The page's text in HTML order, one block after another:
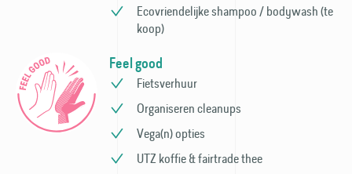
Ecovriendelijke shampoo / bodywash (te
koop)
Feel good
Fietsverhuur
Organiseren cleanups
Vega(n) opties
UTZ koffie & fairtrade thee